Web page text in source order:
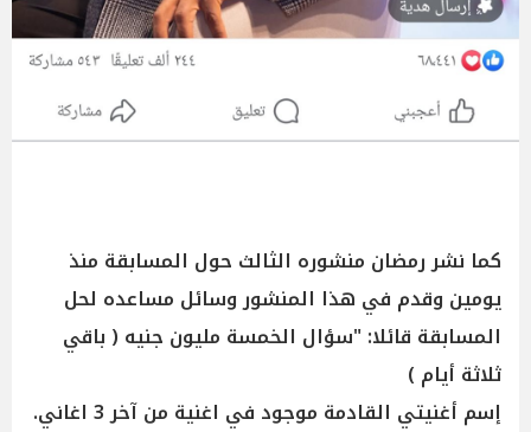
كما نشر رمضان منشوره الثالث حول المسابقة منذ
يومين وقدم في هذا المنشور وسائل مساعده لحل
المسابقة قائلا: "سؤال الخمسة مليون جنيه ( باقي
ثلاثة أيام )
إسم أغنيتي القادمة موجود في اغنية من آخر 3 اغاني.